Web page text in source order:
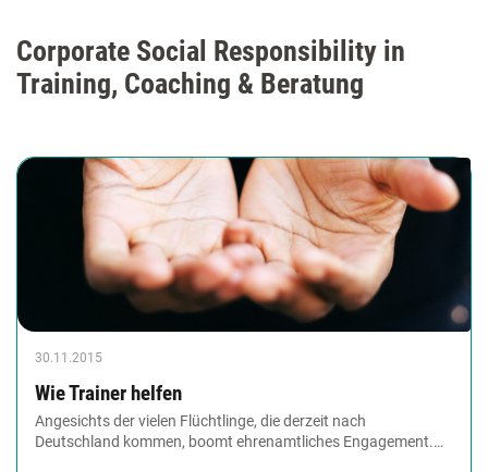
Corporate Social Responsibility in
Training, Coaching & Beratung
30.11.2015
Wie Trainer helfen
Angesichts der vielen Flüchtlinge, die derzeit nach
Deutschland kommen, boomt ehrenamtliches Engagement.